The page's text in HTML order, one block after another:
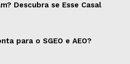
Descubra se Esse Casal
para o SGEO e AEO?